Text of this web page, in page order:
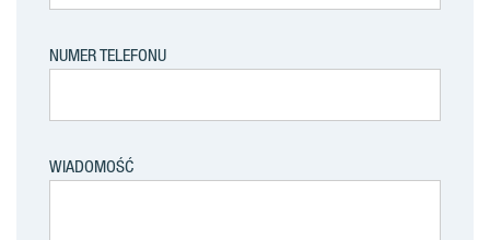
NUMER TELEFONU
WIADOMOŚĆ